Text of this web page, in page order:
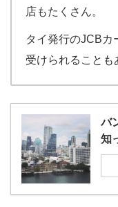
店もたくさん。
タイ発行のJCBカ
受けられることも
バ
知